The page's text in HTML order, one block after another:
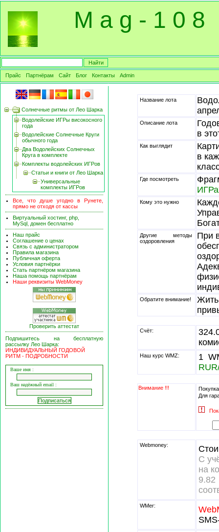
Название лота
Описание лота
в
Как выглядит
в
Где посмотреть
Кому это нужно
Другие методы
оздоровления
При
Обратите внимание!
Жить
Счёт:
Наш курс WMZ:
1
Внимание !!!
Для
Webmoney:
С
на
WMer:
Солнечные ритмы от Лео Шарка
Водолейские ИГРы високосного
года
Водолейские Солнечные Круги
обычного года
Два Водолейских Солнечных
Круга в комплекте
Комплекты водолейских ИГРов
Статьи и книги от Лео Шарка
Универсальные
комплекты ИГРов
Все, что душе угодно в Рунете,
прямо не отходя от кассы
Виртуальный хостинг, php,
MySql, домен бесплатно
Наш прайс
Соглашение о ценах
Связь с администратором
Правила магазина
Публичная оферта
Условия партнёрки
Стать партнёром магазина
Наша помощь партнёрам
Наши реквизиты WebMoney
Проверить аттестат
Подпишитесь на бесплатную
рассылку Лео Шарка:
ИНДИВИДУАЛЬНЫЙ ГОДОВОЙ
РИТМ - ПОДРОБНОСТИ
Ваше имя :
Ваш надёжный email :
M a g - 1 0 8
Прайс Партнёрам Сайт Блог Контакты Admin